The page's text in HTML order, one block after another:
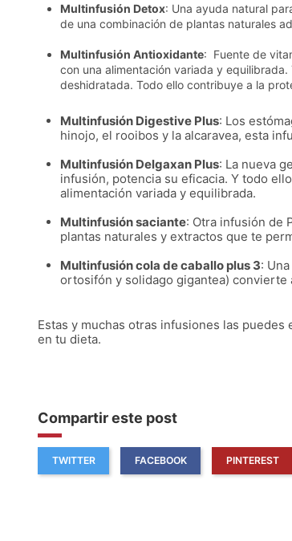
Multinfusión Detox: Una ayuda natural
de una combinación de plantas naturales
Multinfusión Antioxidante: Fuente de
con una alimentación variada y
deshidratada. Todo ello contribuye a la
Multinfusión Digestive Plus: Los
hinojo, el rooibos y la alcaravea, esta
Multinfusión Delgaxan Plus: La nueva
infusión, potencia su eficacia. Y todo
alimentación variada y equilibrada.
Multinfusión saciante: Otra infusión de
plantas naturales y extractos que te
Multinfusión cola de caballo plus 3:
ortosifón y solidago gigantea) convierte
Estas y muchas otras infusiones las
en tu dieta.
Compartir este post
TWITTER FACEBOOK PINTEREST